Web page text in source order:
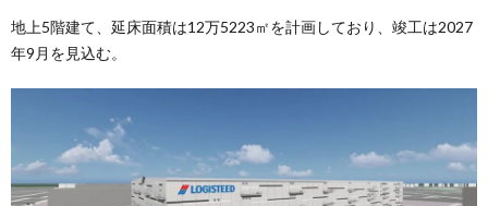
地上5階建て、延床面積は12万5223㎡を計画しており、竣工は2027
年9月を見込む。